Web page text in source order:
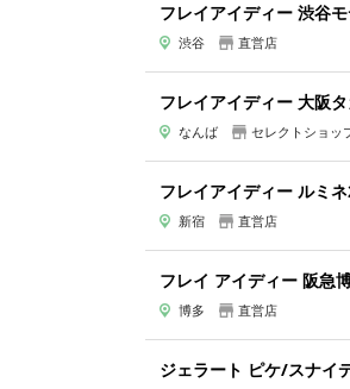
フレイアイディー 渋谷
渋谷 直営店
フレイアイディー 大阪
なんば セレクトショッ
フレイアイディー ルミ
新宿 直営店
フレイ アイディー 阪急
博多 直営店
ジェラート ピケ/スナイ